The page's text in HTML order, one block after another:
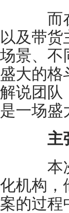
而在
以及带货
场景、不
盛大的格
解说团队
是一场盛
主
本次
化机构，
案的过程